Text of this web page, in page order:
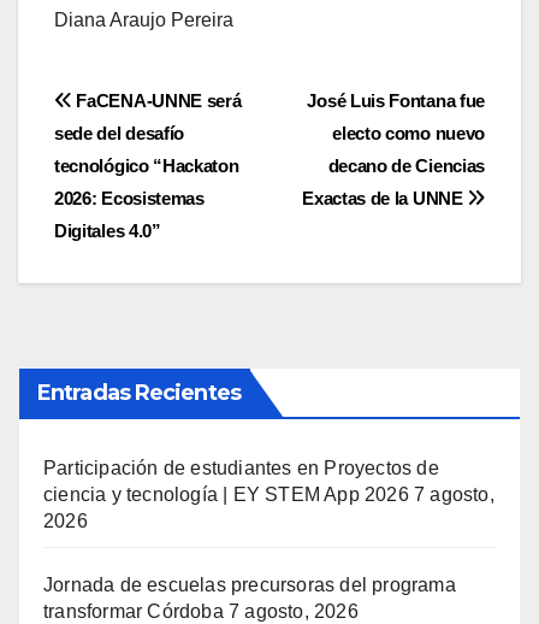
Diana Araujo Pereira
Navegación
de
entradas
José Luis Fontana fue
electo como nuevo
decano de Ciencias
Exactas de la UNNE
FaCENA-UNNE será
sede del desafío
tecnológico “Hackaton
2026: Ecosistemas
Digitales 4.0”
Entradas Recientes
Participación de estudiantes en Proyectos de
ciencia y tecnología | EY STEM App 2026 7 agosto,
2026
Jornada de escuelas precursoras del programa
transformar Córdoba 7 agosto, 2026